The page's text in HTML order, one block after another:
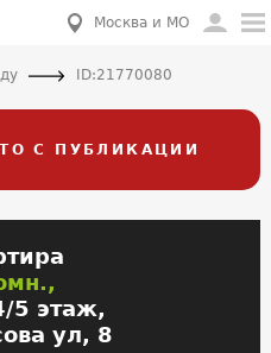
Москва и МО
ID:21770080
С ПУБЛИКАЦИИ
5 этаж,
ул, 8